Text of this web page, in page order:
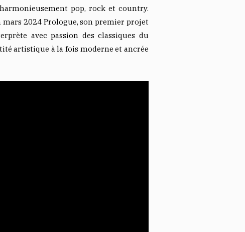
pop, rock et country.
2024 Prologue, son premier projet
avec passion des classiques du
artistique à la fois moderne et ancrée